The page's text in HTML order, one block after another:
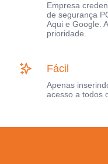
Empresa
de segurança
Aqui e Google.
prioridade.
Fácil
Apenas
acesso a todos